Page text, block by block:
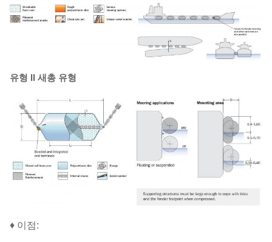
유형 II 새총 유형
♦ 이점: